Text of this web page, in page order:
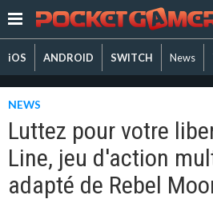
iOS ANDROID SWITCH News
NEWS
Luttez pour votre
Line, jeu d'action
adapté de Rebel